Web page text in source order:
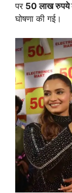
पर 50 लाख रुपये
घोषणा की गई।